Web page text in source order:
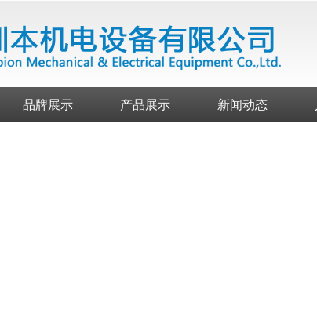
品牌展示 产品展示 新闻动态